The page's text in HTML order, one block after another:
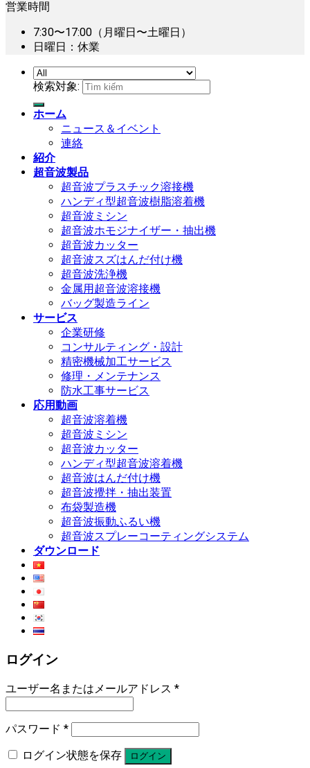
営業時間
7:30〜17:00（月曜日〜土曜日）
日曜日：休業
検索対象:
ホーム
ニュース＆イベント
連絡
紹介
超音波製品
超音波プラスチック溶接機
ハンディ型超音波樹脂溶着機
超音波ミシン
超音波ホモジナイザー・抽出機
超音波カッター
超音波スズはんだ付け機
超音波洗浄機
金属用超音波溶接機
バッグ製造ライン
サービス
企業研修
コンサルティング・設計
精密機械加工サービス
修理・メンテナンス
防水工事サービス
応用動画
超音波溶着機
超音波ミシン
超音波カッター
ハンディ型超音波溶着機
超音波はんだ付け機
超音波攪拌・抽出装置
布袋製造機
超音波振動ふるい機
超音波スプレーコーティングシステム
ダウンロード
ログイン
ユーザー名またはメールアドレス *
パスワード *
ログイン状態を保存
ログイン